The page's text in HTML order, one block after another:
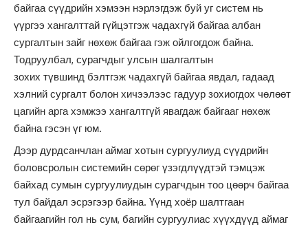
байгаа сүүдрийн хэмээн нэрлэгдэж буй уг систем нь
үүргээ хангалттай гүйцэтгэж чадахгүй байгаа албан
сургалтын зайг нөхөж байгаа гэж ойлгогдож байна.
Тодруулбал, сурагчдыг улсын шалгалтын
зохих түвшинд бэлтгэж чадахгүй байгаа явдал, гадаад
хэлний сургалт болон хичээлээс гадуур зохиогдох чөлөөт
цагийн арга хэмжээ хангалтгүй явагдаж байгааг нөхөж
байна гэсэн үг юм.
Дээр дурдсанчлан аймаг хотын сургуулиуд сүүдрийн
боловсролын системийн сөрөг үзэгдлүүдтэй тэмцэж
байхад сумын сургуулиудын сурагчдын тоо цөөрч байгаа
тул байдал эсрэгээр байна. Үүнд хоёр шалтгаан
байгаагийн гол нь сум, багийн сургуулиас хүүхдүүд аймаг